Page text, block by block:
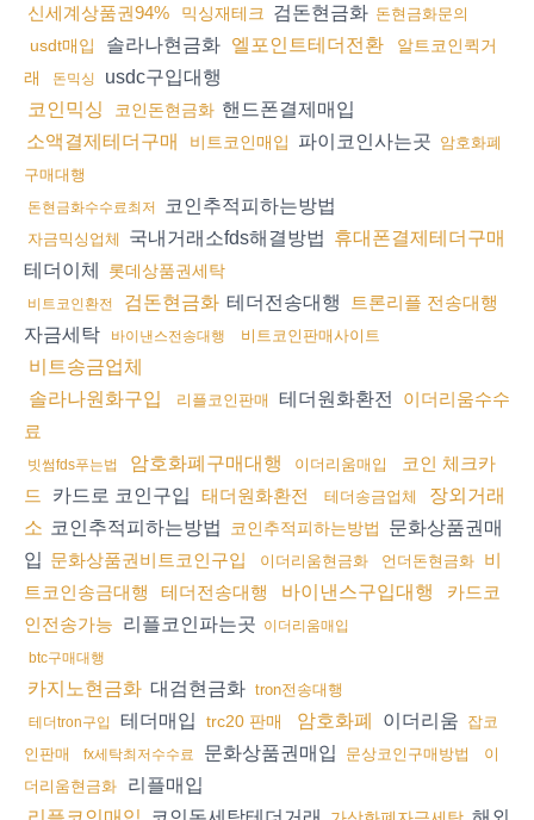
신세계상품권94% 믹싱재테크 검돈현금화 돈현금화문의
usdt매입 솔라나현금화 엘포인트테더전환
알트코인퀵거
래
돈믹싱 usdc구입대행
코인믹싱 코인돈현금화 핸드폰결제매입
소액결제테더구매 비트코인매입 파이코인사는곳 암호화폐
구매대행
돈현금화수수료최저 코인추적피하는방법
자금믹싱업체 국내거래소fds해결방법 휴대폰결제테더구매
테더이체 롯데상품권세탁
비트코인환전 검돈현금화 테더전송대행 트론리플 전송대행
자금세탁 바이낸스전송대행 비트코인판매사이트
비트송금업체
솔라나원화구입
리플코인판매 테더원화환전
이더리움수수
료
빗썸fds푸는법 암호화폐구매대행 이더리움매입
코인 체크카
드
카드로 코인구입 태더원화환전 테더송금업체
장외거래
소 코인추적피하는방법 코인추적피하는방법
문화상품권매
입 문화상품권비트코인구입 이더리움현금화 언더돈현금화 비
트코인송금대행
테더전송대행 바이낸스구입대행
카드코
인전송가능 리플코인파는곳 이더리움매입
btc구매대행
카지노현금화 대검현금화 tron전송대행
테더tron구입 테더매입 trc20 판매 암호화폐 이더리움 잡코
인판매
fx세탁최저수수료 문화상품권매입 문상코인구매방법
이
더리움현금화
리플매입